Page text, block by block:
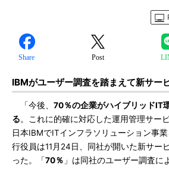
Share Post
IBMがユーザー調査を踏まえて新サー
「今後、 70％の企業がハイブリッドIT
る。これに的確に対応した運用管理サ
日本IBMでITインフラソリューション事
行役員は11月24日、同社が開いた新サー
った。「70％ 」は同社のユーザー調査に